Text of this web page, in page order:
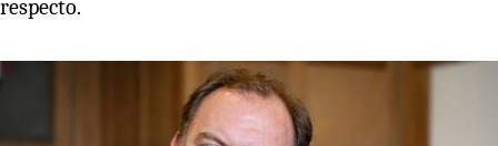
respecto.